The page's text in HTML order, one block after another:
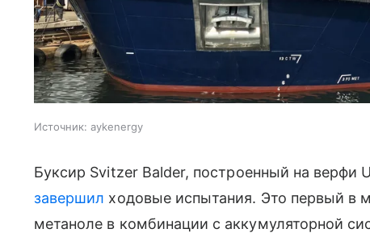
Источник: aykenergy
Буксир Svitzer Balder, построенный на верфи
завершил ходовые испытания. Это первый в
метаноле в комбинации с аккумуляторной